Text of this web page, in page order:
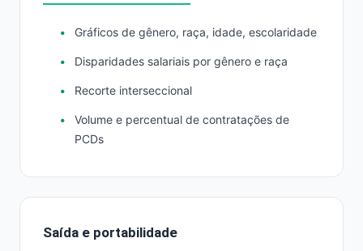
Gráficos de gênero, raça, idade, escolaridade
Disparidades salariais por gênero e raça
Recorte interseccional
Volume e percentual de contratações de
PCDs
Saída e portabilidade